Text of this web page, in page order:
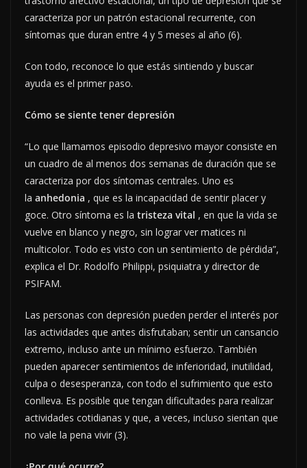
caracteriza por un patrón estacional recurrente, con
síntomas que duran entre 4 y 5 meses al año (6).
Con todo, reconoce lo que estás sintiendo y buscar
ayuda es el primer paso.
Cómo se siente tener depresión
“Lo que llamamos episodio depresivo mayor consiste en
un cuadro de al menos dos semanas de duración que se
caracteriza por dos síntomas centrales. Uno es
la anhedonia , que es la incapacidad de sentir placer y
goce. Otro síntoma es la tristeza vital , en que la vida se
vuelve en blanco y negro, sin lograr ver matices ni
multicolor. Todo es visto con un sentimiento de pérdida”,
explica el Dr. Rodolfo Philippi, psiquiatra y director de
PSIFAM.
Las personas con depresión pueden perder el interés por
las actividades que antes disfrutaban; sentir un cansancio
extremo, incluso ante un mínimo esfuerzo. También
pueden aparecer sentimientos de inferioridad, inutilidad,
culpa o desesperanza, con todo el sufrimiento que esto
conlleva. Es posible que tengan dificultades para realizar
actividades cotidianas y que, a veces, incluso sientan que
no vale la pena vivir (3).